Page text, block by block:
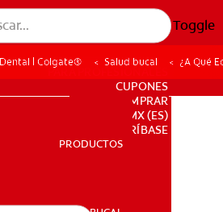
Toggle
PRODUCTOS
PARA PROFESIONALES
CUPONES
DONDE COMPRAR
MX (ES)
SUSCRÍBASE
PRODUCTOS
| Colgate® Salud bucal ¿A Qué
Se Caen Los